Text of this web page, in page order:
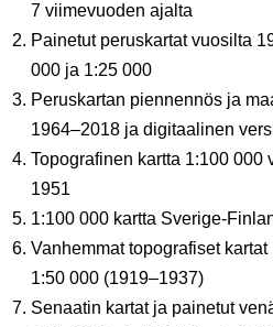
7 viimevuoden ajalta
Painetut peruskartat vuosilta
000 ja 1:25 000
Peruskartan piennennös ja
1964–2018 ja digitaalinen
Topografinen kartta 1:100
1951
1:100 000 kartta Sverige-
Vanhemmat topografiset
1:50 000 (1919–1937)
Senaatin kartat ja painetut